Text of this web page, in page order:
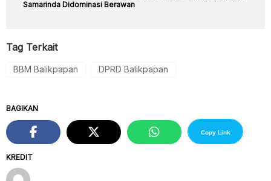
Samarinda Didominasi Berawan
Tag Terkait
BBM Balikpapan DPRD Balikpapan
KREDIT
BAGIKAN
Copy Link